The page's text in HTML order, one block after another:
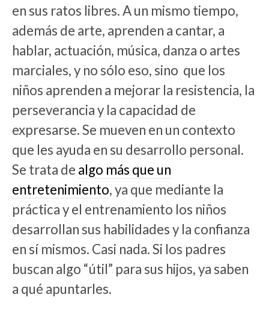
en sus ratos libres. A un mismo tiempo,
además de arte, aprenden a cantar, a
hablar, actuación, música, danza o artes
marciales, y no sólo eso, sino que los
niños aprenden a mejorar la resistencia, la
perseverancia y la capacidad de
expresarse. Se mueven en un contexto
que les ayuda en su desarrollo personal.
Se trata de algo más que un
entretenimiento, ya que mediante la
práctica y el entrenamiento los niños
desarrollan sus habilidades y la confianza
en sí mismos. Casi nada. Si los padres
buscan algo “útil” para sus hijos, ya saben
a qué apuntarles.